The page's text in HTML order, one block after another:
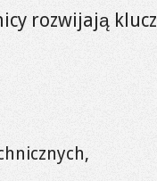
rozwijają